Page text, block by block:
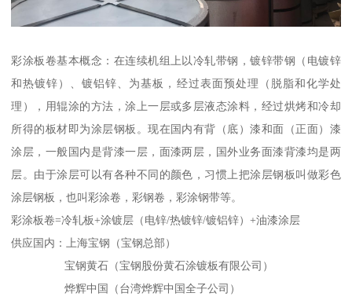
彩涂板卷基本概念：在连续机组上以冷轧带钢，镀锌带钢（电镀锌
和热镀锌）、镀铝锌、为基板，经过表面预处理（脱脂和化学处
理），用辊涂的方法，涂上一层或多层液态涂料，经过烘烤和冷却
所得的板材即为涂层钢板。现在国内有背（底）漆和面（正面）漆
涂层，一般国内是背漆一层，面漆两层，国外业务面漆背漆均是两
层。由于涂层可以有各种不同的颜色，习惯上把涂层钢板叫做彩色
涂层钢板，也叫彩涂卷，彩钢卷，彩涂钢带等。
彩涂板卷=冷轧板+涂镀层（电锌/热镀锌/镀铝锌）+油漆涂层
供应国内：上海宝钢（宝钢总部）
宝钢黄石（宝钢股份黄石涂镀板有限公司）
烨辉中国（台湾烨辉中国全子公司）